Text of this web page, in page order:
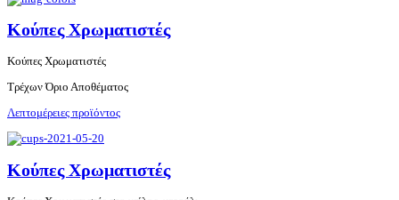
Κούπες Χρωματιστές
Κούπες Χρωματιστές
Τρέχων Όριο Αποθέματος
Λεπτομέρειες προϊόντος
Κούπες Χρωματιστές